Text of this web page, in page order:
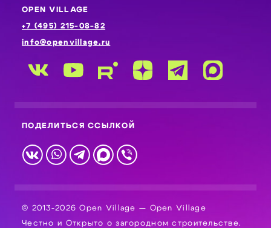
OPEN VILLAGE
+7 (495) 215-08-82
info@openvillage.ru
ПОДЕЛИТЬСЯ ССЫЛКОЙ
© 2013-2026 Open Village — Open Village
Честно и Открыто о загородном строительстве.